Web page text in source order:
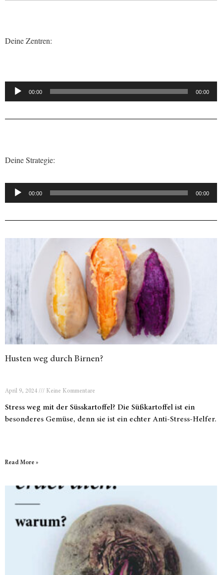
Deine Zentren:
Audio-
00:00 00:00
Deine Strategie:
Audio-
00:00 00:00
Husten weg durch Birnen?
April 9, 2024 Keine Kommentare
Stress weg mit der Süsskartoffel? Die Süßkartoffel ist ein
besonderes Gemüse, denn sie ist ein echter Anti-Stress-Helfer.
Read More »